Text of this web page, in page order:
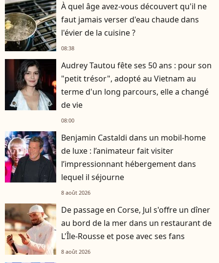
À quel âge avez-vous découvert qu'il ne
faut jamais verser d'eau chaude dans
l'évier de la cuisine ?
08:38
Audrey Tautou fête ses 50 ans : pour son
"petit trésor", adopté au Vietnam au
terme d'un long parcours, elle a changé
de vie
08:00
Benjamin Castaldi dans un mobil-home
de luxe : l’animateur fait visiter
l’impressionnant hébergement dans
lequel il séjourne
8 août 2026
De passage en Corse, Jul s'offre un dîner
au bord de la mer dans un restaurant de
L'Île-Rousse et pose avec ses fans
8 août 2026